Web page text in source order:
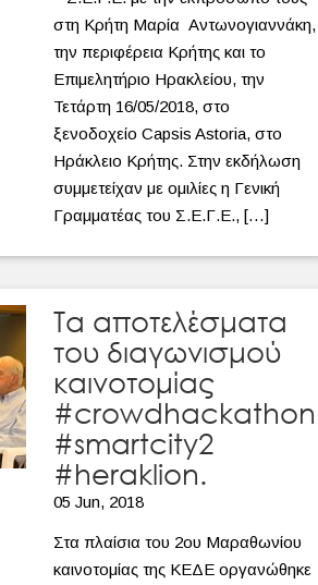
στη Κρήτη Μαρία Αντωνογιαννάκη,
την περιφέρεια Κρήτης και το
Επιμελητήριο Ηρακλείου, την
Τετάρτη 16/05/2018, στο
ξενοδοχείο Capsis Astoria, στο
Ηράκλειο Κρήτης. Στην εκδήλωση
συμμετείχαν με ομιλίες η Γενική
Γραμματέας του Σ.Ε.Γ.Ε., […]
Τα αποτελέσματα
του διαγωνισμού
καινοτομίας
#crowdhackathon
#smartcity2
#heraklion.
05 Jun, 2018
Στα πλαίσια του 2ου Μαραθωνίου
καινοτομίας της ΚΕΔΕ οργανώθηκε